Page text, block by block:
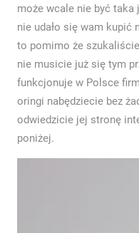
może wcale nie być taka
nie udało się wam kupić
to pomimo że
nie musicie już się tym
funkcjonuje w Polsce
oringi nabędziecie bez
odwiedzicie jej stronę
poniżej.